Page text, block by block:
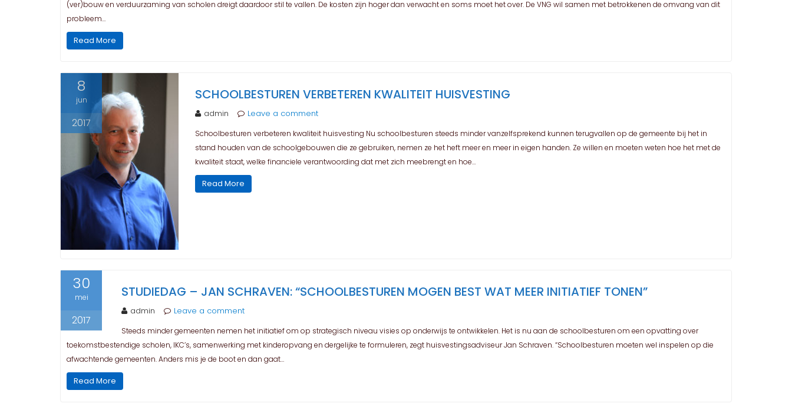
(ver)bouw en verduurzaming van scholen dreigt daardoor stil te vallen. De kosten zijn hoger dan verwacht en soms moet het over. De VNG wil samen met betrokkenen de omvang van dit
probleem…
Read More
8
jun
2017
SCHOOLBESTUREN VERBETEREN KWALITEIT HUISVESTING
admin Leave a comment
Schoolbesturen verbeteren kwaliteit huisvesting Nu schoolbesturen steeds minder vanzelfsprekend kunnen terugvallen op de gemeente bij het in
stand houden van de schoolgebouwen die ze gebruiken, nemen ze het heft meer en meer in eigen handen. Ze willen en moeten weten hoe het met de
kwaliteit staat, welke financiele verantwoording dat met zich meebrengt en hoe…
Read More
30
mei
2017
STUDIEDAG – JAN SCHRAVEN: “SCHOOLBESTUREN MOGEN BEST WAT MEER INITIATIEF TONEN”
admin Leave a comment
Steeds minder gemeenten nemen het initiatief om op strategisch niveau visies op onderwijs te ontwikkelen. Het is nu aan de schoolbesturen om een opvatting over
toekomstbestendige scholen, IKC’s, samenwerking met kinderopvang en dergelijke te formuleren, zegt huisvestingsadviseur Jan Schraven. “Schoolbesturen moeten wel inspelen op die
afwachtende gemeenten. Anders mis je de boot en dan gaat…
Read More